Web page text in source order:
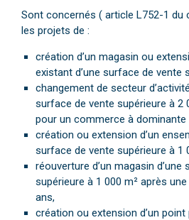
Sont concernés ( article L752-1 du
les projets de :
création d’un magasin ou
existant d’une surface de vente
changement de secteur
surface de vente supérieure à 2
pour un commerce à dominante
création ou extension d’un
surface de vente supérieure à 1
réouverture d’un magasin d’une
supérieure à 1 000 m² après
ans,
création ou extension d’un